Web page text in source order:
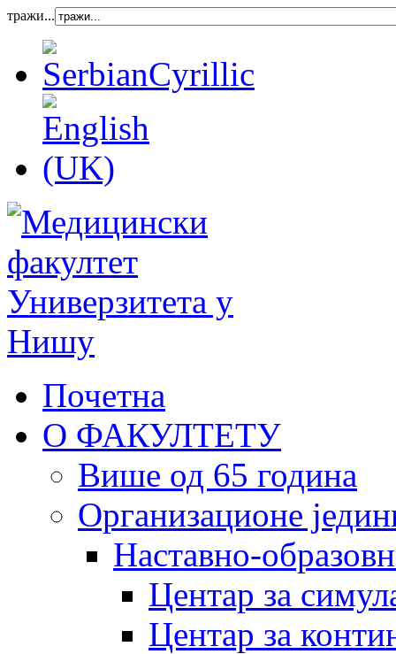
тражи...
Почетна
О ФАКУЛТЕТУ
Више од 65 година
Организационе
Наставно-
Центар за
Центар за